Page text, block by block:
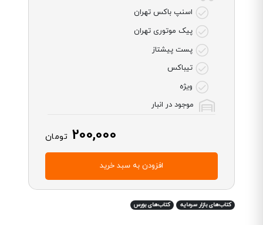
اسنپ باکس تهران
پیک موتوری تهران
پست پیشتاز
تیباکس
ویژه
موجود در انبار
200,000 تومان
افزودن به سبد خرید
کتاب‌های بازار سرمایه کتاب‌های بورس